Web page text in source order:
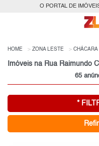
O PORTAL DE
HOME ZONA LESTE CHÁCARA
65
*